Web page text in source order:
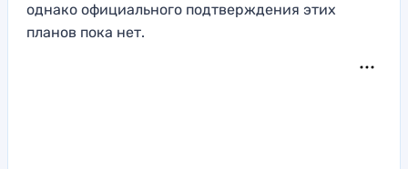
однако официального подтверждения этих
планов пока нет.